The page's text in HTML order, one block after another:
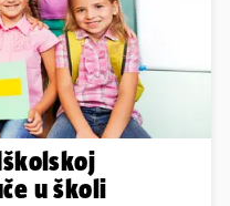
u školi